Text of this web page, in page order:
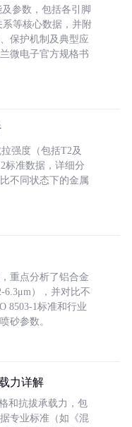
参数，包括各引脚
等核心数据，并附
保护机制及典型应
微电子官方规格书
强度（包括T2及
标准数据，详细分
不同状态下的金属
重点分析了铝合金
6.3μm），并对比不
8503-1标准和行业
砂参数。
力详解
和抗拔承载力，包
专业标准（如《混